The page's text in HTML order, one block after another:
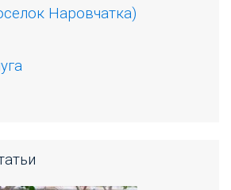
Наровчатка)